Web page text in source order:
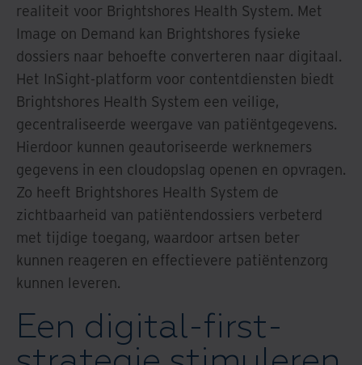
realiteit voor Brightshores Health System. Met
Image on Demand kan Brightshores fysieke
dossiers naar behoefte converteren naar digitaal.
Het InSight-platform voor contentdiensten biedt
Brightshores Health System een veilige,
gecentraliseerde weergave van patiëntgegevens.
Hierdoor kunnen geautoriseerde werknemers
gegevens in een cloudopslag openen en opvragen.
Zo heeft Brightshores Health System de
zichtbaarheid van patiëntendossiers verbeterd
met tijdige toegang, waardoor artsen beter
kunnen reageren en effectievere patiëntenzorg
kunnen leveren.
Een digital-first-